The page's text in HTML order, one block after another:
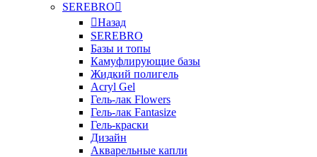
SEREBRO
Назад
SEREBRO
Базы и топы
Камуфлирующие базы
Жидкий полигель
Acryl Gel
Гель-лак Flowers
Гель-лак Fantasize
Гель-краски
Дизайн
Акварельные капли